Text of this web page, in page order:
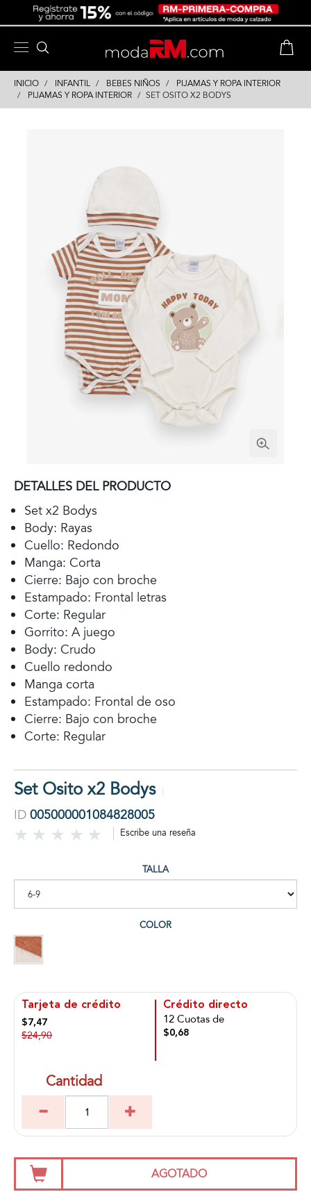
INICIO INFANTIL BEBES NIÑOS
PIJAMAS Y ROPA INTERIOR
PIJAMAS Y ROPA INTERIOR
SET OSITO X2 BODYS
DETALLES DEL PRODUCTO
Set x2 Bodys
Body: Rayas
Cuello: Redondo
Manga: Corta
Cierre: Bajo con broche
Estampado: Frontal letras
Corte: Regular
Gorrito: A juego
Body: Crudo
Cuello redondo
Manga corta
Estampado: Frontal de oso
Cierre: Bajo con broche
Corte: Regular
Set Osito x2 Bodys
ID 005000001084828005
Escribe una reseña
TALLA
COLOR
Tarjeta de crédito
$7,47
$24,90
Crédito directo
12 Cuotas de
$0,68
Cantidad
AGOTADO